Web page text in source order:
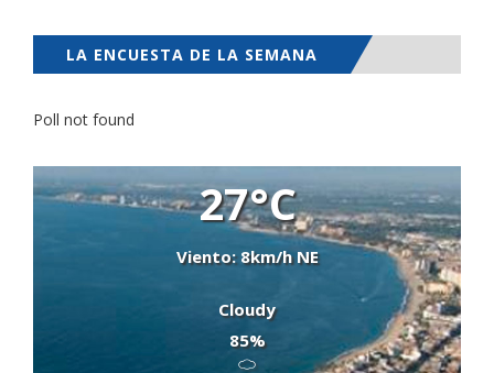
LA ENCUESTA DE LA SEMANA
Poll not found
27°C
Viento: 8km/h NE
Cloudy
85%